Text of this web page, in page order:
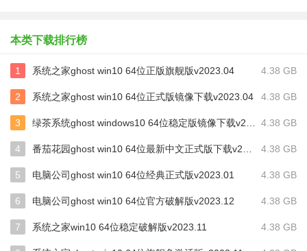
本类下载排行榜
1 系统之家ghost win10 64位正版旗舰版v2023.04 4.38 GB
2 系统之家ghost win10 64位正式版镜像下载v2023.04 4.38 GB
3 4.38 GB
4 4.38 GB
5 电脑公司ghost win10 64位经典正式版v2023.01 4.38 GB
6 电脑公司ghost win10 64位官方破解版v2023.12 4.38 GB
7 系统之家win10 64位稳定破解版v2023.11 4.38 GB